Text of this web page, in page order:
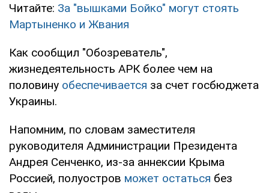
Читайте: За "вышками Бойко" могут стоять
Мартыненко и Жвания
Как сообщил "Обозреватель",
жизнедеятельность АРК более чем на
половину обеспечивается за счет госбюджета
Украины.
Напомним, по словам заместителя
руководителя Администрации Президента
Андрея Сенченко, из-за аннексии Крыма
Россией, полуостров может остаться без